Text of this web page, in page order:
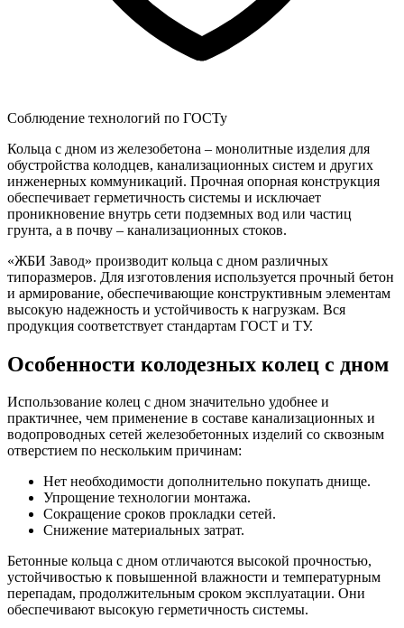
Соблюдение технологий по ГОСТу
Кольца с дном из железобетона – монолитные изделия для
обустройства колодцев, канализационных систем и других
инженерных коммуникаций. Прочная опорная конструкция
обеспечивает герметичность системы и исключает
проникновение внутрь сети подземных вод или частиц
грунта, а в почву – канализационных стоков.
«ЖБИ Завод» производит кольца с дном различных
типоразмеров. Для изготовления используется прочный бетон
и армирование, обеспечивающие конструктивным элементам
высокую надежность и устойчивость к нагрузкам. Вся
продукция соответствует стандартам ГОСТ и ТУ.
Особенности колодезных колец с дном
Использование колец с дном значительно удобнее и
практичнее, чем применение в составе канализационных и
водопроводных сетей железобетонных изделий со сквозным
отверстием по нескольким причинам:
Нет необходимости дополнительно покупать днище.
Упрощение технологии монтажа.
Сокращение сроков прокладки сетей.
Снижение материальных затрат.
Бетонные кольца с дном отличаются высокой прочностью,
устойчивостью к повышенной влажности и температурным
перепадам, продолжительным сроком эксплуатации. Они
обеспечивают высокую герметичность системы.